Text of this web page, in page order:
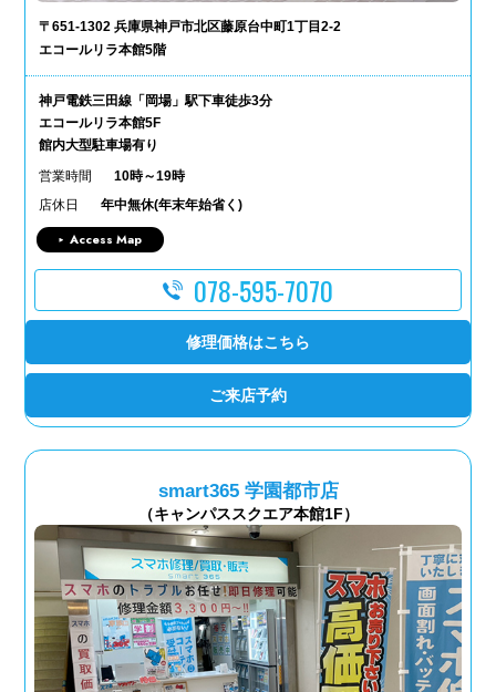
〒651-1302 兵庫県神戸市北区藤原台中町1丁目2-2
エコールリラ本館5階
神戸電鉄三田線「岡場」駅下車徒歩3分
エコールリラ本館5F
館内大型駐車場有り
営業時間
10時～19時
店休日
年中無休(年末年始省く)
Access Map
078-595-7070
修理価格はこちら
ご来店予約
smart365 学園都市店
（キャンパススクエア本館1F）